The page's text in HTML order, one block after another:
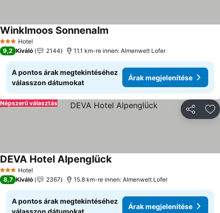
3 Kategória
Hotel
Winklmoos Sonnenalm
9,2 Kiváló 2144 11.1 km-re innen: Almenwelt Lofer
A pontos árak megtekintéséhez
válasszon dátumokat
Árak megjelenítése
Népszerű választás
3 Kategória
Hotel
DEVA Hotel Alpenglück
8,7 Kiváló 2367 15.8 km-re innen: Almenwelt Lofer
A pontos árak megtekintéséhez
válasszon dátumokat
Árak megjelenítése